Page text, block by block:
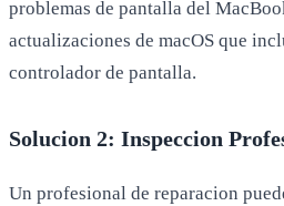
problemas de pantalla del
actualizaciones de macOS que
controlador de pantalla.
Solucion 2: Inspeccion
Un profesional de reparacion